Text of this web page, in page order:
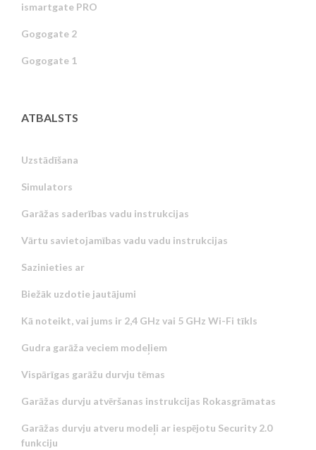
ismartgate PRO
Gogogate 2
Gogogate 1
ATBALSTS
Uzstādīšana
Simulators
Garāžas saderības vadu instrukcijas
Vārtu savietojamības vadu vadu instrukcijas
Sazinieties ar
Biežāk uzdotie jautājumi
Kā noteikt, vai jums ir 2,4 GHz vai 5 GHz Wi-Fi tīkls
Gudra garāža veciem modeļiem
Vispārīgas garāžu durvju tēmas
Garāžas durvju atvēršanas instrukcijas Rokasgrāmatas
Garāžas durvju atveru modeļi ar iespējotu Security 2.0
funkciju